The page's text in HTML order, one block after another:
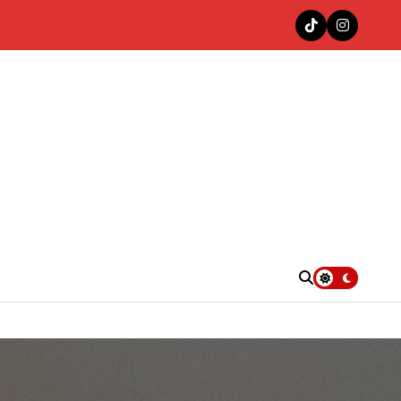
en la cima del Top 100 Colombia Hits de Decibeles
con «Las Muñequitas Remix»